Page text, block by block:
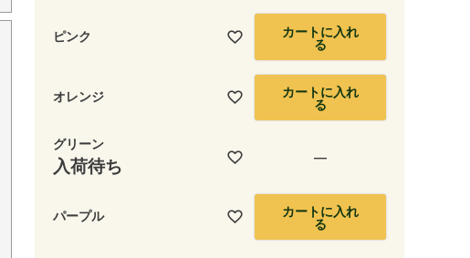
ピンク
カートに入れ
る
オレンジ
カートに入れ
る
グリーン
入荷待ち —
パープル
カートに入れ
る